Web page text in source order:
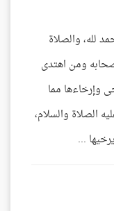
لله، والصلاة
ومن اهتدى
وإرخاءها مما
الصلاة والسلام،
...